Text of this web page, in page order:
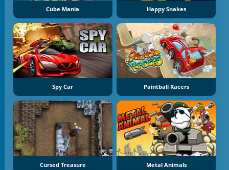
Cube Mania Happy Snakes
Spy Car Paintball Racers
Cursed Treasure Metal Animals